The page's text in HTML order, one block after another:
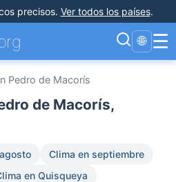
precisos. Ver todos los países.
🌐 ☰
Pedro de Macorís
de Macorís,
Clima en septiembre
en Quisqueya